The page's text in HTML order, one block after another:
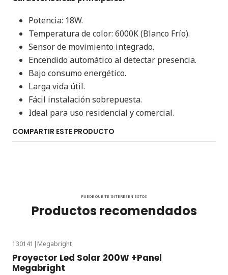
Potencia: 18W.
Temperatura de color: 6000K (Blanco Frío).
Sensor de movimiento integrado.
Encendido automático al detectar presencia.
Bajo consumo energético.
Larga vida útil.
Fácil instalación sobrepuesta.
Ideal para uso residencial y comercial.
COMPARTIR ESTE PRODUCTO
PUEDE QUE TE INTERESEN ESTOS
Productos recomendados
130141 | Megabright
Proyector Led Solar 200W +Panel
Megabright